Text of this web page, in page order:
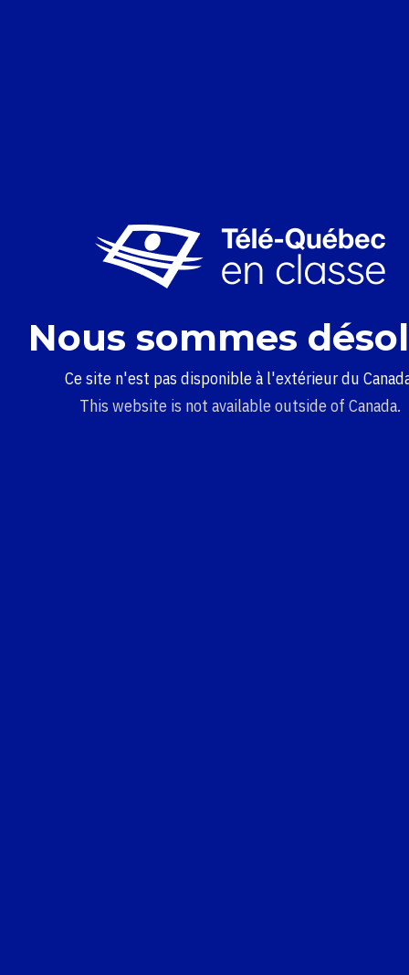
Nous sommes
Ce site n'est pas disponible à l'extérieur du
This website is not available outside of Canada.